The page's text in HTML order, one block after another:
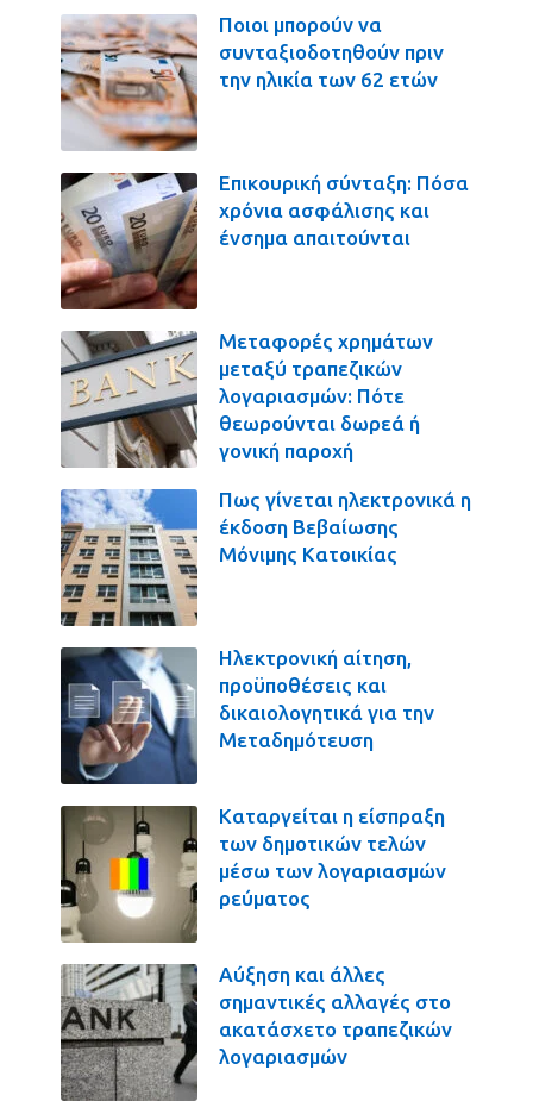
Ποιοι μπορούν να
συνταξιοδοτηθούν πριν
την ηλικία των 62 ετών
Επικουρική σύνταξη: Πόσα
χρόνια ασφάλισης και
ένσημα απαιτούνται
Μεταφορές χρημάτων
μεταξύ τραπεζικών
λογαριασμών: Πότε
θεωρούνται δωρεά ή
γονική παροχή
Πως γίνεται ηλεκτρονικά η
έκδοση Βεβαίωσης
Μόνιμης Κατοικίας
Ηλεκτρονική αίτηση,
προϋποθέσεις και
δικαιολογητικά για την
Μεταδημότευση
Καταργείται η είσπραξη
των δημοτικών τελών
μέσω των λογαριασμών
ρεύματος
Αύξηση και άλλες
σημαντικές αλλαγές στο
ακατάσχετο τραπεζικών
λογαριασμών